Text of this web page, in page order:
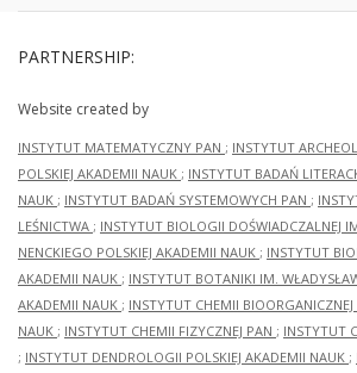
PARTNERSHIP:
Website created by
INSTYTUT MATEMATYCZNY PAN ; INSTYTUT
POLSKIEJ AKADEMII NAUK ; INSTYTUT BADAŃ
NAUK ; INSTYTUT BADAŃ SYSTEMOWYCH PAN ;
LEŚNICTWA ; INSTYTUT BIOLOGII DOŚWIADCZALNEJ
NENCKIEGO POLSKIEJ AKADEMII NAUK ; INSTYTUT
AKADEMII NAUK ; INSTYTUT BOTANIKI IM.
AKADEMII NAUK ; INSTYTUT CHEMII BIOORGANICZNEJ
NAUK ; INSTYTUT CHEMII FIZYCZNEJ PAN ; INSTYTUT
; INSTYTUT DENDROLOGII POLSKIEJ AKADEMII NAUK ;